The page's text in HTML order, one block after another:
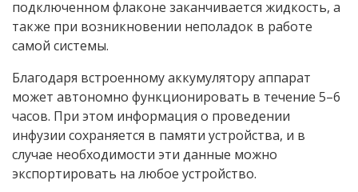
подключенном флаконе заканчивается жидкость, а
также при возникновении неполадок в работе
самой системы.
Благодаря встроенному аккумулятору аппарат
может автономно функционировать в течение 5–6
часов. При этом информация о проведении
инфузии сохраняется в памяти устройства, и в
случае необходимости эти данные можно
экспортировать на любое устройство.